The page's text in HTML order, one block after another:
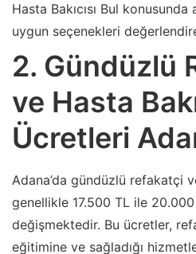
Hasta Bakıcısı Bul
uygun seçenekleri
2. Gündüzlü
ve Hasta
Ücretleri
Adana’da gündüzlü refakatçi
genellikle 17.500 TL ile 20.000
değişmektedir. Bu ücretler,
eğitimine ve sağladığı